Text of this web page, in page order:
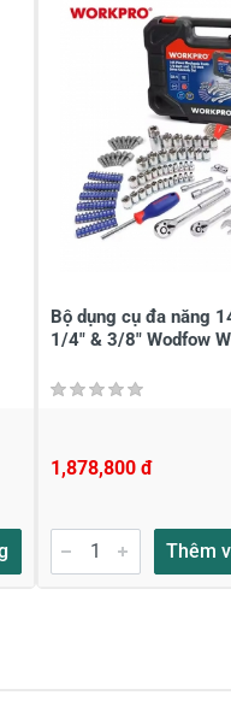
Bộ dụng cụ đa năng
1/4" & 3/8" Wodfow
1,878,800 đ
Thêm